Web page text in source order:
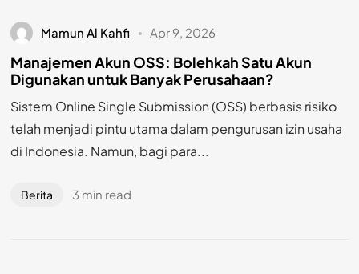
Mamun Al Kahfi Apr 9, 2026
Manajemen Akun OSS: Bolehkah Satu Akun
Digunakan untuk Banyak Perusahaan?
Sistem Online Single Submission (OSS) berbasis risiko
telah menjadi pintu utama dalam pengurusan izin usaha
di Indonesia. Namun, bagi para...
Berita 3 min read